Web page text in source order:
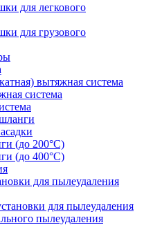
для легкового
для грузового
вытяжная система
система
(до 200°C)
(до 400°C)
для пылеудаления
для пылеудаления
пылеудаления